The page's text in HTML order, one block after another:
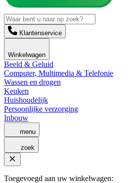
Klantenservice
Winkelwagen
Beeld & Geluid
Computer, Multimedia & Telefonie
Wassen en drogen
Keuken
Huishoudelijk
Persoonlijke verzorging
Inbouw
menu
zoek
Toegevoegd aan uw winkelwagen: